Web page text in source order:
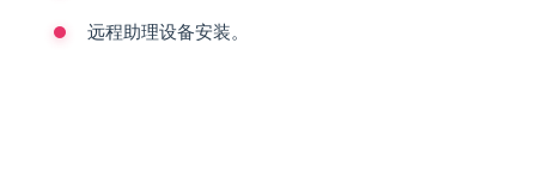
远程助理设备安装。